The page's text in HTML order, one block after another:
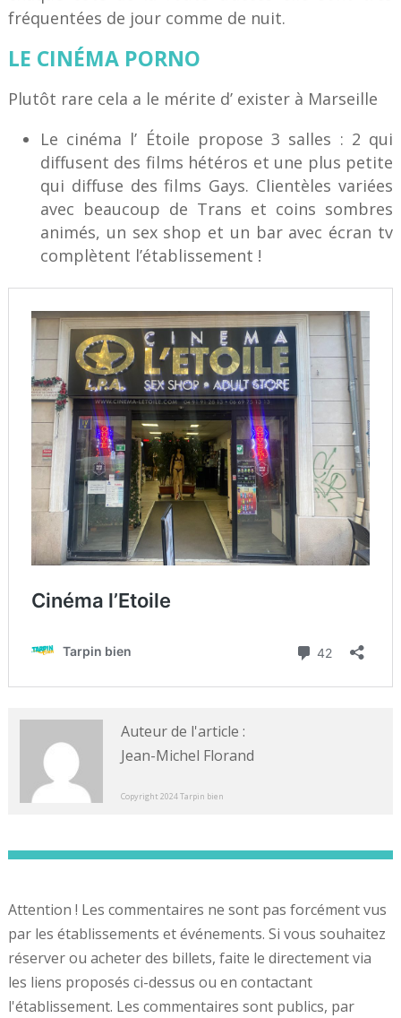
fréquentées de jour comme de nuit.
LE CINÉMA PORNO
Plutôt rare cela a le mérite d’ exister à Marseille
Le cinéma l’ Étoile propose 3 salles : 2 qui
diffusent des films hétéros et une plus petite
qui diffuse des films Gays. Clientèles variées
avec beaucoup de Trans et coins sombres
animés, un sex shop et un bar avec écran tv
complètent l’établissement !
Auteur de l'article :
Jean-Michel Florand
Copyright 2024 Tarpin bien
Attention ! Les commentaires ne sont pas forcément vus
par les établissements et événements. Si vous souhaitez
réserver ou acheter des billets, faite le directement via
les liens proposés ci-dessus ou en contactant
l'établissement. Les commentaires sont publics, par